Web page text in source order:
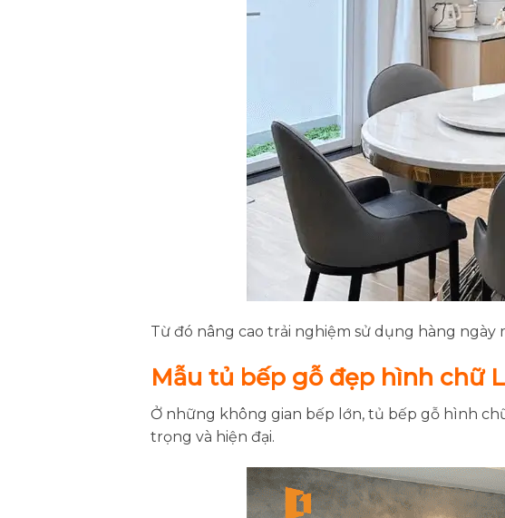
Từ đó nâng cao trải nghiệm sử dụng hàng ngày
Mẫu tủ bếp gỗ đẹp hình chữ
Ở những không gian bếp lớn, tủ bếp gỗ hình
trọng và hiện đại.